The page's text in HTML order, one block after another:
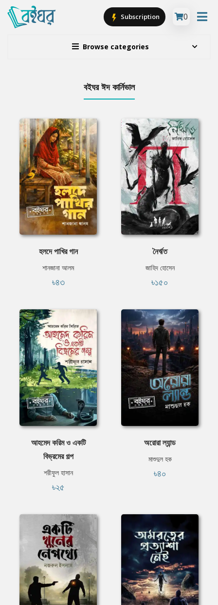
Browse categories
Subscription 0
বইঘর ঈদ কার্নিভাল
হলদে পাখির গান
শানজানা আলম
৳৪৩
নৈর্ঋত
জাহিদ হোসেন
৳১৫০
আহমেদ করিম ও একটি
বিভ্রমের গল্প
শরীফুল হাসান
৳২৫
অরোরা ল্যান্ড
মাশুদুল হক
৳৪০